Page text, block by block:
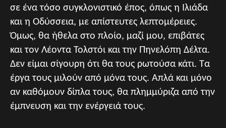
σε ένα τόσο συγκλονιστικό έπος, όπως η Ιλιάδα
και η Οδύσσεια, με απίστευτες λεπτομέρειες.
Όμως, θα ήθελα στο πλοίο, μαζί μου, επιβάτες
και τον Λέοντα Τολστόι και την Πηνελόπη Δέλτα.
Δεν είμαι σίγουρη ότι θα τους ρωτούσα κάτι. Τα
έργα τους μιλούν από μόνα τους. Απλά και μόνο
αν καθόμουν δίπλα τους, θα πλημμύριζα από την
έμπνευση και την ενέργειά τους.